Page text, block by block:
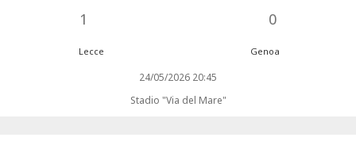
1 0
Lecce Genoa
24/05/2026 20:45
Stadio "Via del Mare"